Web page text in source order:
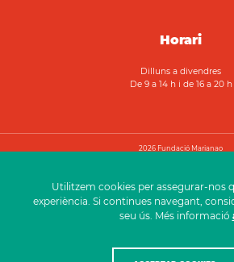
Utilitzem cookies per assegurar-nos
experiència. Si continues navegant,
seu ús. Més informació
Horari
Dilluns a divendres
De 9 a 14 h i de 16 a 20 h
2026 Fundació Marianao